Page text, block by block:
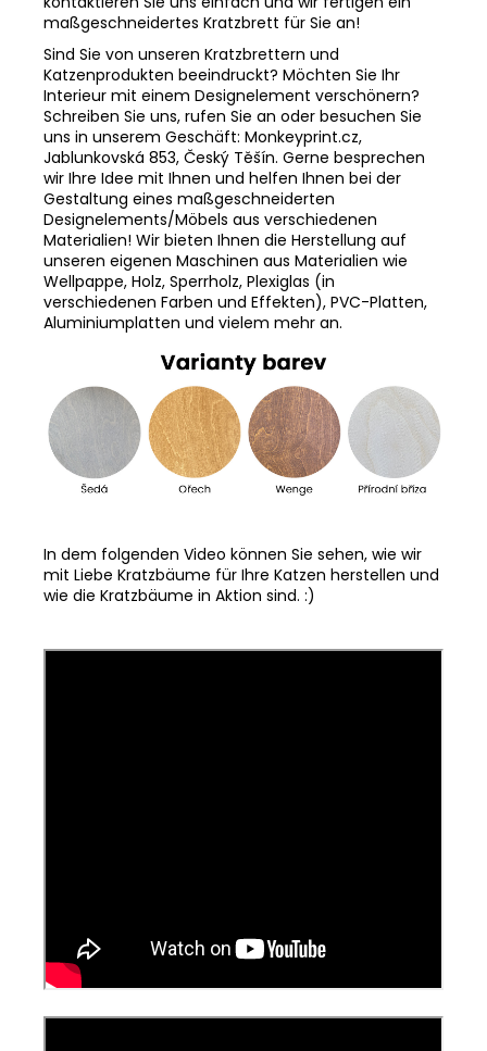
maßgeschneidertes Kratzbrett für Sie an!
Sind Sie von unseren Kratzbrettern und
Katzenprodukten beeindruckt? Möchten Sie Ihr
Interieur mit einem Designelement verschönern?
Schreiben Sie uns, rufen Sie an oder besuchen Sie
uns in unserem Geschäft: Monkeyprint.cz,
Jablunkovská 853, Český Těšín. Gerne besprechen
wir Ihre Idee mit Ihnen und helfen Ihnen bei der
Gestaltung eines maßgeschneiderten
Designelements/Möbels aus verschiedenen
Materialien! Wir bieten Ihnen die Herstellung auf
unseren eigenen Maschinen aus Materialien wie
Wellpappe, Holz, Sperrholz, Plexiglas (in
verschiedenen Farben und Effekten), PVC-Platten,
Aluminiumplatten und vielem mehr an.
In dem folgenden Video können Sie sehen, wie wir
mit Liebe Kratzbäume für Ihre Katzen herstellen und
wie die Kratzbäume in Aktion sind. :)